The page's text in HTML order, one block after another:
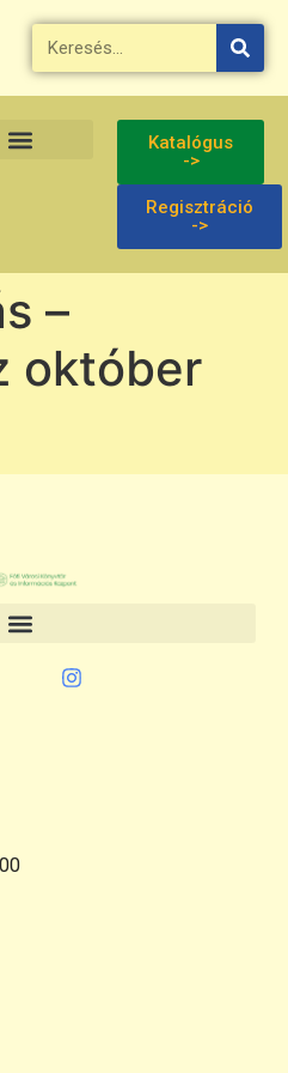
Katalógus
->
Regisztráció
->
–
október